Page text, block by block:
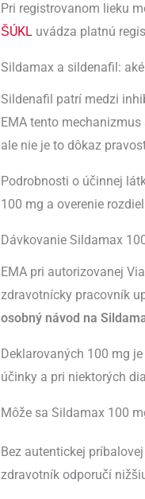
Pri registrovanom lieku
ŠÚKLuvádza platnú
Sildamax a sildenafil:
Sildenafil patrí medzi
EMA tento
ale nie je to dôkaz
Podrobnosti o účinnej
100 mg a overenie
Dávkovanie Sildamax
EMA pri autorizovanej
zdravotnícky pracovník
osobný návod na
Deklarovaných 100 mg
účinky a pri niektorých
Môže sa Sildamax 100
Bez autentickej
zdravotník odporučí